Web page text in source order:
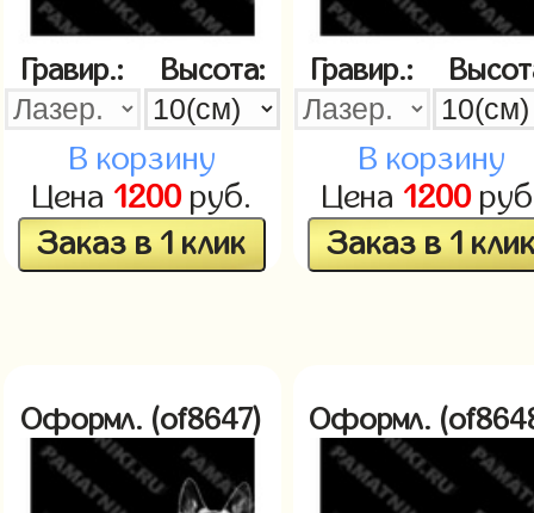
Гравир.: Высота:
В корзину
Цена 1200руб.
Заказ в 1 клик
Гравир.:
В корзину
Цена 1200
Заказ в 1
Оформл. (of8647) Оформл.